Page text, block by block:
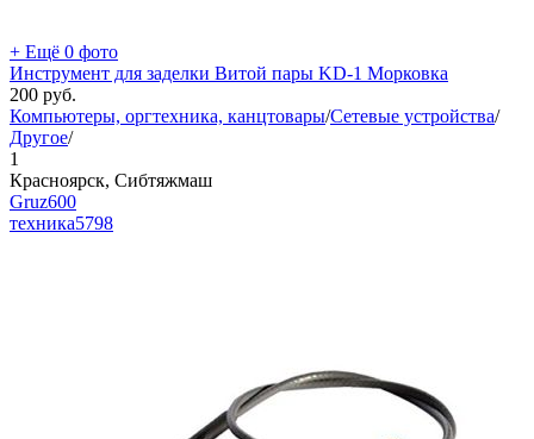
+ Ещё 0 фото
Инструмент для заделки Витой пары KD-1 Морковка
200 руб.
Компьютеры, оргтехника, канцтовары/Сетевые устройства/
Другое/
1
Красноярск, Сибтяжмаш
Gruz600
техника5798